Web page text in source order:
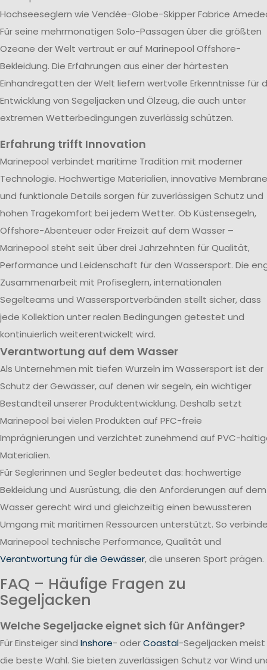
Hochseeseglern wie Vendée-Globe-Skipper Fabrice
Für seine mehrmonatigen Solo-Passagen über die größten
Ozeane der Welt vertraut er auf Marinepool Offshore-
Bekleidung. Die Erfahrungen aus einer der härtesten
Einhandregatten der Welt liefern wertvolle Erkenntnisse für
Entwicklung von Segeljacken und Ölzeug, die auch unter
extremen Wetterbedingungen zuverlässig schützen.
Erfahrung trifft Innovation
Marinepool verbindet maritime Tradition mit moderner
Technologie. Hochwertige Materialien, innovative
und funktionale Details sorgen für zuverlässigen Schutz und
hohen Tragekomfort bei jedem Wetter. Ob Küstensegeln,
Offshore-Abenteuer oder Freizeit auf dem Wasser –
Marinepool steht seit über drei Jahrzehnten für Qualität,
Performance und Leidenschaft für den Wassersport. Die
Zusammenarbeit mit Profiseglern, internationalen
Segelteams und Wassersportverbänden stellt sicher, dass
jede Kollektion unter realen Bedingungen getestet und
kontinuierlich weiterentwickelt wird.
Verantwortung auf dem Wasser
Als Unternehmen mit tiefen Wurzeln im Wassersport ist der
Schutz der Gewässer, auf denen wir segeln, ein wichtiger
Bestandteil unserer Produktentwicklung. Deshalb setzt
Marinepool bei vielen Produkten auf PFC-freie
Imprägnierungen und verzichtet zunehmend auf PVC-
Materialien.
Für Seglerinnen und Segler bedeutet das: hochwertige
Bekleidung und Ausrüstung, die den Anforderungen auf dem
Wasser gerecht wird und gleichzeitig einen bewussteren
Umgang mit maritimen Ressourcen unterstützt. So
Marinepool technische Performance, Qualität und
Verantwortung für die Gewässer, die unseren Sport prägen.
FAQ – Häufige Fragen zu
Segeljacken
Welche Segeljacke eignet sich für Anfänger?
Für Einsteiger sind Inshore- oderCoastal-Segeljacken meist
die beste Wahl. Sie bieten zuverlässigen Schutz vor Wind